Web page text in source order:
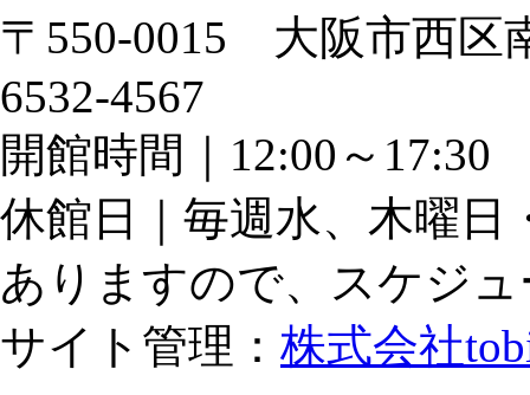
〒550-0015 大阪市西
6532-4567
開館時間｜12:00～
休館日｜毎週水、木曜日
ありますので、スケジ
サイト管理： 株式会社